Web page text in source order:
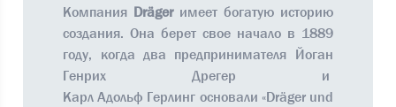
Компания Drägerимеет богатую историю
создания. Она берет свое начало в 1889
году, когда два предпринимателя Йоган
Генрих Дрегер и
Карл Адольф Герлинг основали «Dräger und